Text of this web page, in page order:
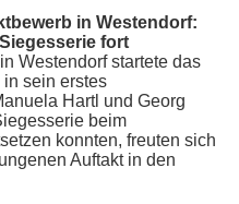
in Westendorf:
fort
Westendorf startete das
sein erstes
Hartl und Georg
beim
konnten, freuten sich
Auftakt in den